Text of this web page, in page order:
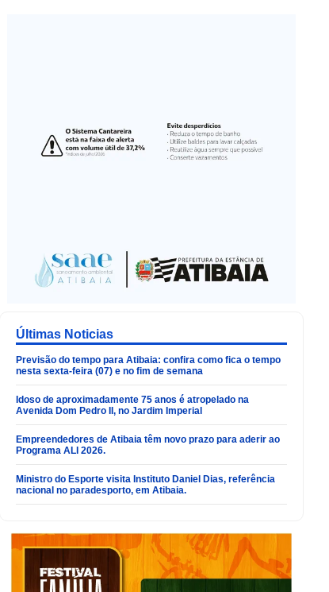
Últimas Noticias
Previsão do tempo para Atibaia: confira como fica o tempo
nesta sexta-feira (07) e no fim de semana
Idoso de aproximadamente 75 anos é atropelado na
Avenida Dom Pedro II, no Jardim Imperial
Empreendedores de Atibaia têm novo prazo para aderir ao
Programa ALI 2026.
Ministro do Esporte visita Instituto Daniel Dias, referência
nacional no paradesporto, em Atibaia.